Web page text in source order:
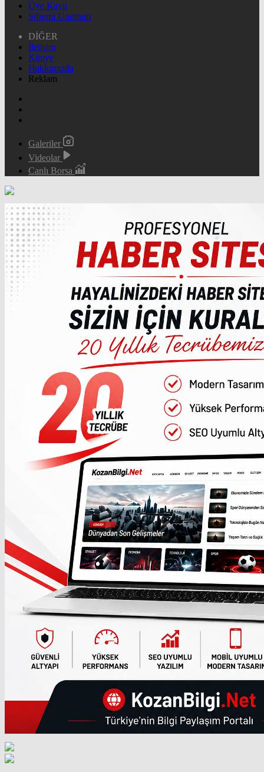
Üye Kayıt
Şifremi Unuttum
DİĞER
İletişim
Künye
Hakkımızda
Reklam
Galeriler
Videolar
Canlı Borsa